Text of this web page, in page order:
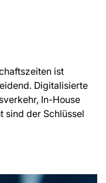
ist
Digitalisierte
In-House
sind der Schlüssel